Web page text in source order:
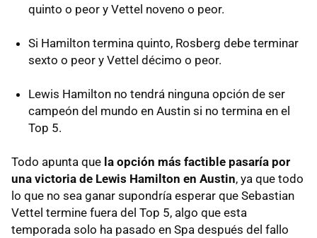
quinto o peor y Vettel noveno o peor.
Si Hamilton termina quinto, Rosberg debe terminar
sexto o peor y Vettel décimo o peor.
Lewis Hamilton no tendrá ninguna opción de ser
campeón del mundo en Austin si no termina en el
Top 5.
Todo apunta que la opción más factible pasaría por
una victoria de Lewis Hamilton en Austin, ya que todo
lo que no sea ganar supondría esperar que Sebastian
Vettel termine fuera del Top 5, algo que esta
temporada solo ha pasado en Spa después del fallo